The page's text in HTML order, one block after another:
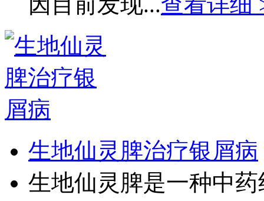
生地仙灵脾治疗银屑病
生地仙灵脾是一种中